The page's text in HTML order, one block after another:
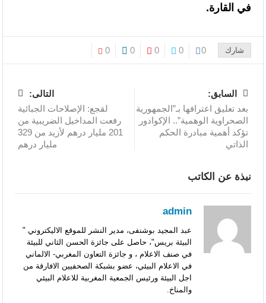
في القارة.
شارك 0
0
0
0
0
السابق:
بعد تعليق اعترافها بـ”الجمهورية
الصحراوية الوهمية”.. الإكوادور
تؤكد أهمية مبادرة الحكم
الذاتي
التالى:
لقجع: الإصلاحات الجبائية
رفعت المداخيل الضريبية من
201 مليار درهم لأزيد من 329
مليار درهم
نبذة عن الكاتب
admin
عبد المجيد بوشنفى، مدير النشر للموقع الاليكتروني "
البيئة بريس"، حاصل على جائزة الحسن الثاني للبيئة
في صنف الاعلام ، و جائزة التعاون المغربي- الالماني
في الاعلام البيئي، عضو بشبكة الصحفيين الافارقة من
اجل البيئة ورئيس الجمعية المغربية للاعلام البيئي
والمناخ.